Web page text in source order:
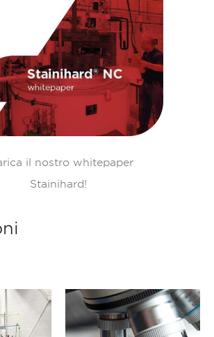
il nostro whitepaper
Stainihard!